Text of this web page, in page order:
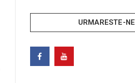
URMARESTE-NE